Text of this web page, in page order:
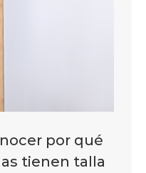
por qué
tienen talla